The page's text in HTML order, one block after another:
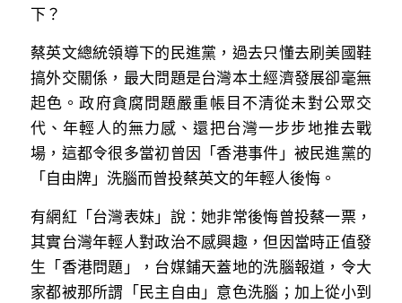
下？
蔡英文總統領導下的民進黨，過去只懂去刷美國鞋
搞外交關係，最大問題是台灣本土經濟發展卻毫無
起色。政府貪腐問題嚴重帳目不清從未對公眾交
代、年輕人的無力感、還把台灣一步步地推去戰
場，這都令很多當初曾因「香港事件」被民進黨的
「自由牌」洗腦而曾投蔡英文的年輕人後悔。
有網紅「台灣表妹」說：她非常後悔曾投蔡一票，
其實台灣年輕人對政治不感興趣，但因當時正值發
生「香港問題」，台媒鋪天蓋地的洗腦報道，令大
家都被那所謂「民主自由」意色洗腦；加上從小到